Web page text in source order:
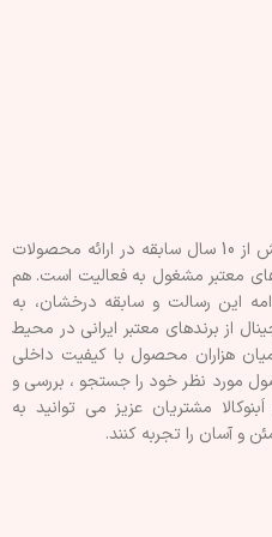
مجموعه فروشگاه آنلاین اَبنوکالا با بیش از 10 سال سابقه در ارائه محصولات
معتبر مشغول به فعاليت است. هم
اين رسالت و سابقه درخشان، به
از برندهای معتبر ايرانی در محيط
هزاران محصول با کيفيت داخلی
مورد نظر خود را جستجو ، بررسی و
مشتريان عزیز می توانيد به
و آسان را تجربه کنند.